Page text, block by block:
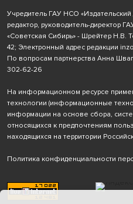
Учредитель ГАУ НСО
редактор, руководитель-директор
«Советская Сибирь» - Шрейтер Н.В.
42; Электронный адрес редакции
По вопросам партнерства Анна
302-62-26
На информационном ресурсе
технологии (информационные
информации на основе сбора,
относящихся к предпочтениям
находящихся на территории
Политика конфиденциальности